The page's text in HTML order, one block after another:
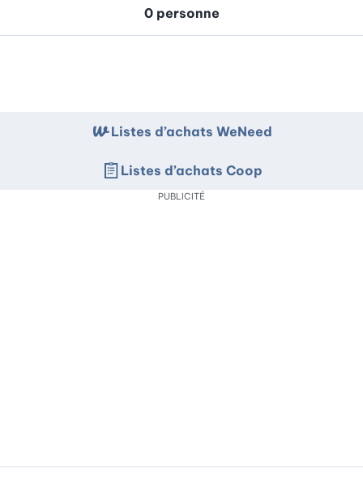
Listes d’achats WeNeed
Listes d’achats Coop
PUBLICITÉ